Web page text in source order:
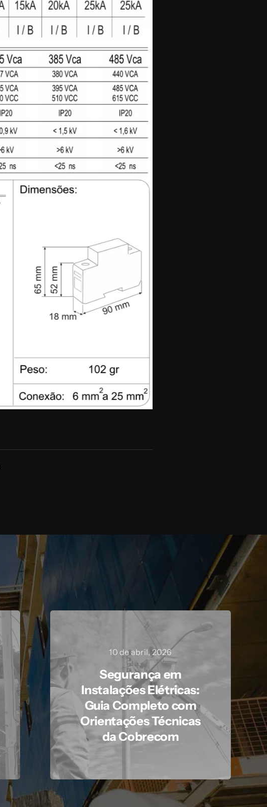
10 de abril, 2026
Segurança em
Instalações Elétricas:
Guia Completo com
Orientações Técnicas
da Cobrecom